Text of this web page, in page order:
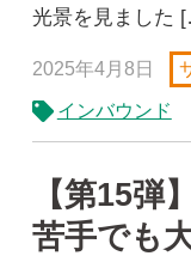
光景を見ました
2025年4月8日
インバウンド
【第15弾
苦手でも